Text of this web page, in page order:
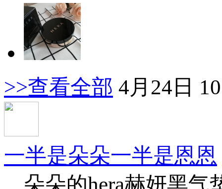
>>查看全部 4月24日
一半是朵朵一半是恩恩
朵朵的hera赫妍黑气